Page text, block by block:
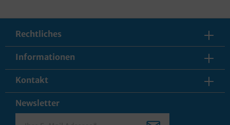
Rechtliches
Informationen
Kontakt
Newsletter